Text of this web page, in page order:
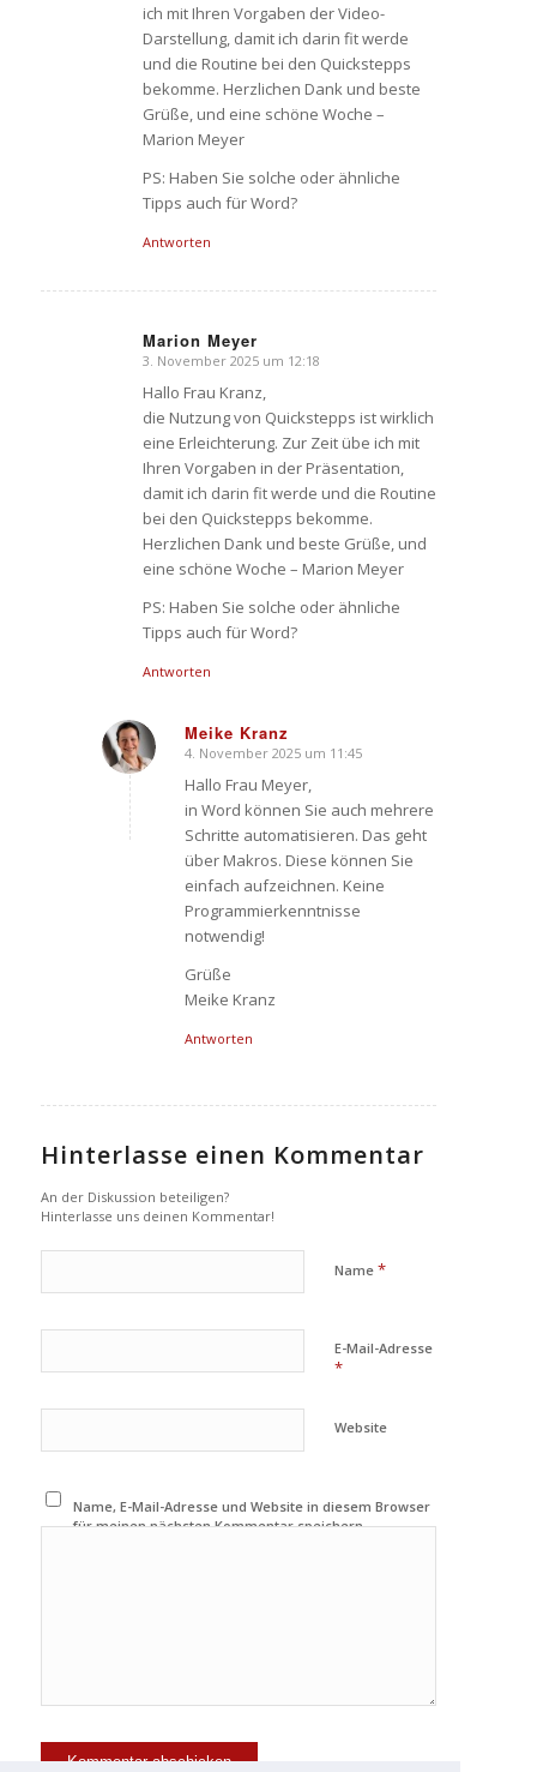
ich mit Ihren Vorgaben der Video-
Darstellung, damit ich darin fit werde
und die Routine bei den Quickstepps
bekomme. Herzlichen Dank und beste
Grüße, und eine schöne Woche –
Marion Meyer
PS: Haben Sie solche oder ähnliche
Tipps auch für Word?
Antworten
Marion Meyer
sagte:
3. November 2025 um 12:18
Hallo Frau Kranz,
die Nutzung von Quickstepps ist wirklich
eine Erleichterung. Zur Zeit übe ich mit
Ihren Vorgaben in der Präsentation,
damit ich darin fit werde und die Routine
bei den Quickstepps bekomme.
Herzlichen Dank und beste Grüße, und
eine schöne Woche – Marion Meyer
PS: Haben Sie solche oder ähnliche
Tipps auch für Word?
Antworten
Meike Kranz
sagte:
4. November 2025 um 11:45
Hallo Frau Meyer,
in Word können Sie auch mehrere
Schritte automatisieren. Das geht
über Makros. Diese können Sie
einfach aufzeichnen. Keine
Programmierkenntnisse
notwendig!
Grüße
Meike Kranz
Antworten
Hinterlasse einen Kommentar
An der Diskussion beteiligen?
Hinterlasse uns deinen Kommentar!
Name *
E-Mail-Adresse
*
Website
Name, E-Mail-Adresse und Website in diesem Browser
für meinen nächsten Kommentar speichern.